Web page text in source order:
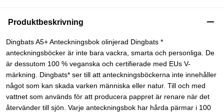
Produktbeskrivning
Dingbats A5+ Anteckningsbok olinjerad Dingbats *
anteckningsböcker är inte bara vackra, smarta och personliga. De
är dessutom 100 % veganska och certifierade med EUs V-
märkning. Dingbats* ser till att anteckningsböckerna inte innehåller
något som kan skada varken människa eller natur. Till och med
vattnet som används för att producera pappret är renare när det
återvänder till sjön. Varje anteckningsbok har hårda pärmar i 100